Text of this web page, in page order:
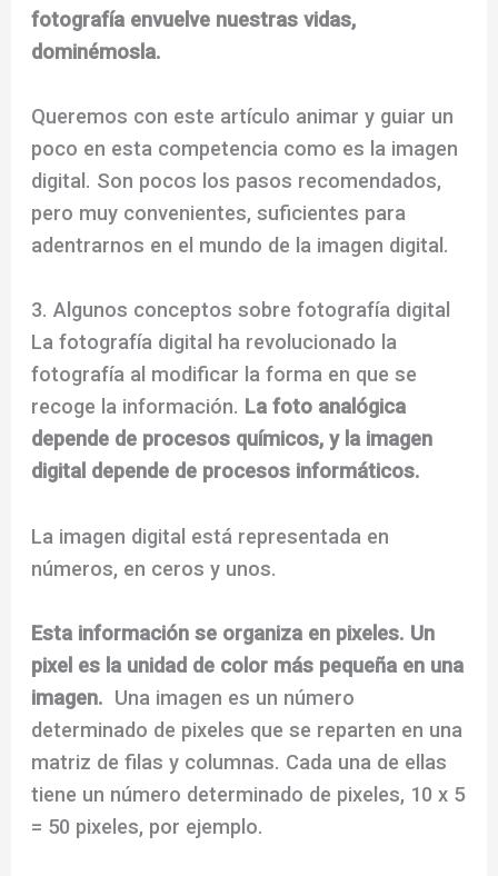
fotografía envuelve nuestras vidas,
dominémosla.
Queremos con este artículo animar y guiar un
poco en esta competencia como es la imagen
digital. Son pocos los pasos recomendados,
pero muy convenientes, suficientes para
adentrarnos en el mundo de la imagen digital.
3. Algunos conceptos sobre fotografía digital
La fotografía digital ha revolucionado la
fotografía al modificar la forma en que se
recoge la información. La foto analógica
depende de procesos químicos, y la imagen
digital depende de procesos informáticos.
La imagen digital está representada en
números, en ceros y unos.
Esta información se organiza en pixeles. Un
pixel es la unidad de color más pequeña en una
imagen. Una imagen es un número
determinado de pixeles que se reparten en una
matriz de filas y columnas. Cada una de ellas
tiene un número determinado de pixeles, 10 x 5
= 50 pixeles, por ejemplo.